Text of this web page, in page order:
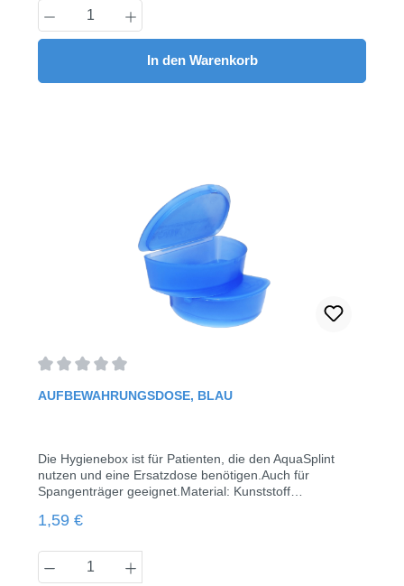
Produkt Anzahl: Gib den gewünschten
In den Warenkorb
AUFBEWAHRUNGSDOSE, BLAU
Die Hygienebox ist für Patienten, die den AquaSplint
nutzen und eine Ersatzdose benötigen.Auch für
Spangenträger geeignet.Material: Kunststoff
cmErhältlich in Farbe blau!(1 Stück)
Regulärer Preis:
1,59 €
Produkt Anzahl: Gib den gewünschten